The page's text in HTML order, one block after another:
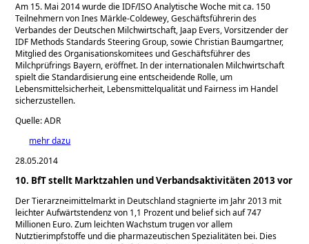
Am 15. Mai 2014 wurde die IDF/ISO Analytische Woche mit ca. 150
Teilnehmern von Ines Märkle-Coldewey, Geschäftsführerin des
Verbandes der Deutschen Milchwirtschaft, Jaap Evers, Vorsitzender der
IDF Methods Standards Steering Group, sowie Christian Baumgartner,
Mitglied des Organisationskomitees und Geschäftsführer des
Milchprüfrings Bayern, eröffnet. In der internationalen Milchwirtschaft
spielt die Standardisierung eine entscheidende Rolle, um
Lebensmittelsicherheit, Lebensmittelqualität und Fairness im Handel
sicherzustellen.
Quelle: ADR
mehr dazu
28.05.2014
10. BfT stellt Marktzahlen und Verbandsaktivitäten 2013 vor
Der Tierarzneimittelmarkt in Deutschland stagnierte im Jahr 2013 mit
leichter Aufwärtstendenz von 1,1 Prozent und belief sich auf 747
Millionen Euro. Zum leichten Wachstum trugen vor allem
Nutztierimpfstoffe und die pharmazeutischen Spezialitäten bei. Dies